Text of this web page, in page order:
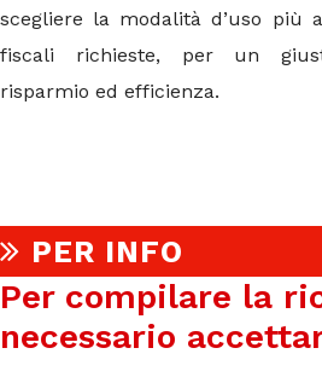
scegliere la modalità d’uso più
fiscali richieste, per un
risparmio ed efficienza.
PER INFO
Per compilare la
necessario